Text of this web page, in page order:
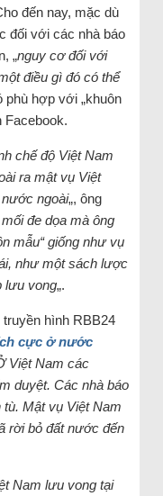
đến nay, mặc dù
đối với các nhà báo
„nguy cơ đối với
điều gì đó có thể
phù hợp với „khuôn
Facebook.
chế độ Việt Nam
ra mật vụ Việt
ngoài„, ông
đe dọa mà ông
mẫu“ giống như vụ
như một sách lược
lưu vong„.
hình RBB24
cực ở nước
Việt Nam các
duyệt. Các nhà báo
Mật vụ Việt Nam
rời bỏ đất nước đến
Nam lưu vong tại